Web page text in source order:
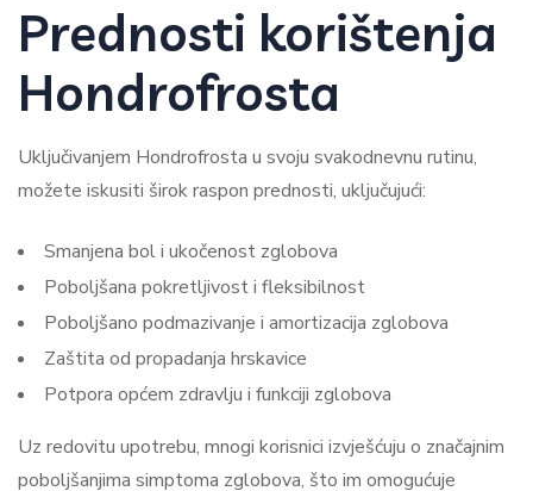
Prednosti korištenja
Hondrofrosta
Uključivanjem Hondrofrosta u svoju svakodnevnu rutinu,
možete iskusiti širok raspon prednosti, uključujući:
Smanjena bol i ukočenost zglobova
Poboljšana pokretljivost i fleksibilnost
Poboljšano podmazivanje i amortizacija zglobova
Zaštita od propadanja hrskavice
Potpora općem zdravlju i funkciji zglobova
Uz redovitu upotrebu, mnogi korisnici izvješćuju o značajnim
poboljšanjima simptoma zglobova, što im omogućuje